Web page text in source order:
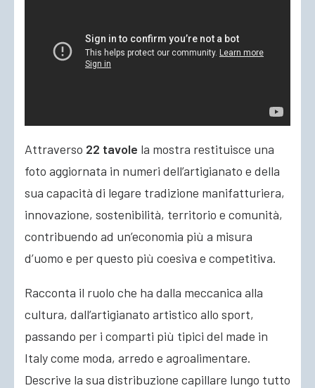
Attraverso 22 tavole la mostra restituisce una
foto aggiornata in numeri dell’artigianato e della
sua capacità di legare tradizione manifatturiera,
innovazione, sostenibilità, territorio e comunità,
contribuendo ad un’economia più a misura
d’uomo e per questo più coesiva e competitiva.
Racconta il ruolo che ha dalla meccanica alla
cultura, dall’artigianato artistico allo sport,
passando per i comparti più tipici del made in
Italy come moda, arredo e agroalimentare.
Descrive la sua distribuzione capillare lungo tutto